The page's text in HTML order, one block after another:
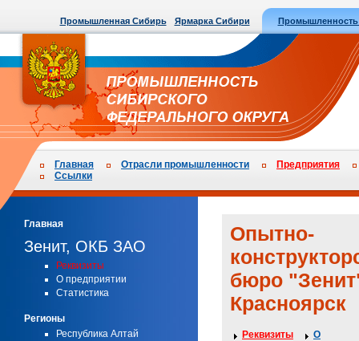
Промышленная Сибирь Ярмарка Сибири
Главная Отрасли промышленности
Предприятия
Ссылки
Главная
Зенит, ОКБ ЗАО
Реквизиты
О предприятии
Статистика
Регионы
Республика Алтай
Опытно-
бюро
Красноярск
Реквизиты
О